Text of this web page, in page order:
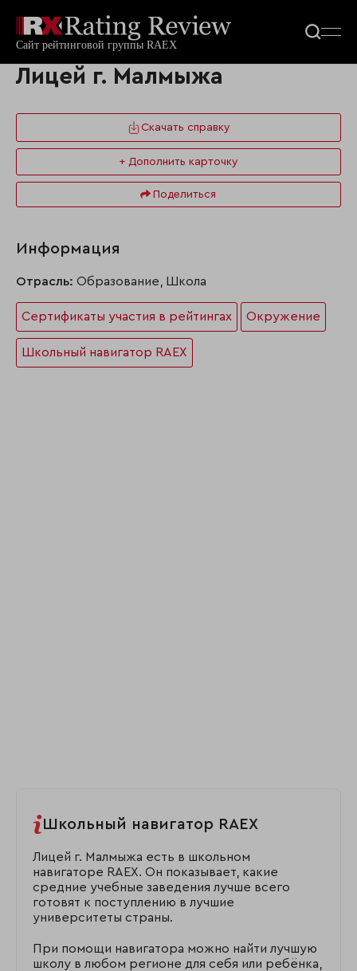
Лицей г. Малмыжа
Скачать справку
+ Дополнить карточку
Поделиться
Информация
Отрасль: Образование, Школа
Сертификаты участия в рейтингах Окружение
Школьный навигатор RAEX
Школьный навигатор RAEX
Лицей г. Малмыжа есть в школьном
навигаторе RAEX. Он показывает, какие
средние учебные заведения лучше всего
готовят к поступлению в лучшие
университеты страны.
При помощи навигатора можно найти лучшую
школу в любом регионе для себя или ребёнка,